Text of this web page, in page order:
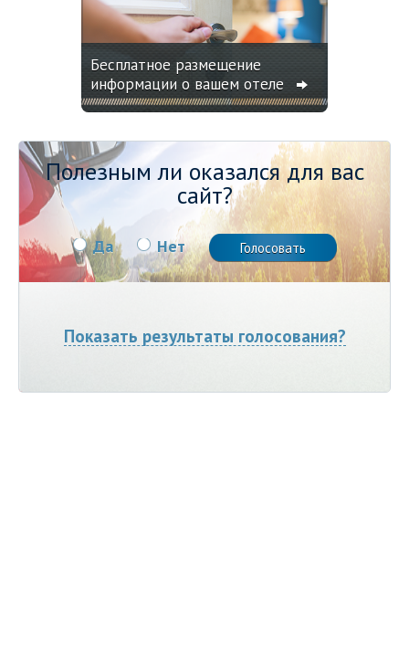
Бесплатное размещение
информации о вашем отеле
Полезным ли оказался для вас
сайт?
Да Нет
Показать результаты голосования?